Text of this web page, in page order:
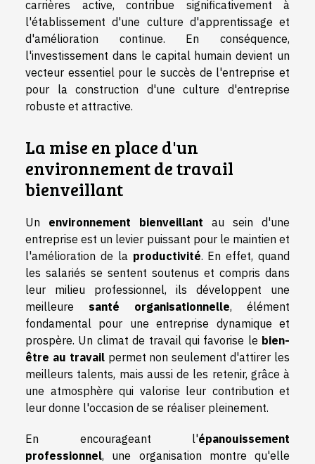
carrières active, contribue significativement à
l'établissement d'une culture d'apprentissage et
d'amélioration continue. En conséquence,
l'investissement dans le capital humain devient un
vecteur essentiel pour le succès de l'entreprise et
pour la construction d'une culture d'entreprise
robuste et attractive.
La mise en place d'un
environnement de travail
bienveillant
Un environnement bienveillant au sein d'une
entreprise est un levier puissant pour le maintien et
l'amélioration de la productivité. En effet, quand
les salariés se sentent soutenus et compris dans
leur milieu professionnel, ils développent une
meilleure santé organisationnelle, élément
fondamental pour une entreprise dynamique et
prospère. Un climat de travail qui favorise le bien-
être au travailpermet non seulement d'attirer les
meilleurs talents, mais aussi de les retenir, grâce à
une atmosphère qui valorise leur contribution et
leur donne l'occasion de se réaliser pleinement.
En encourageant l'épanouissement
professionnel, une organisation montre qu'elle